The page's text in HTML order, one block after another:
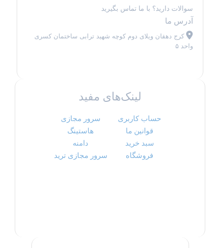
سوالات دارید؟ با ما تماس بگیرید
آدرس ما
کرج دهقان ویلای دوم کوچه شهید ترابی ساختمان کسری
واحد ۵
لینک‌های مفید
حساب کاربری
قوانین ما
سبد خرید
فروشگاه
سرور مجازی
هاستینگ
دامنه
سرور مجازی ترید